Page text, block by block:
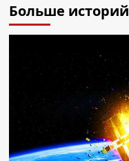
Больше историй